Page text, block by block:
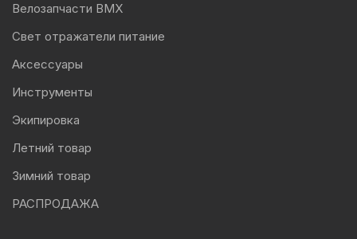
Велозапчасти BMX
Свет отражатели питание
Аксессуары
Инструменты
Экипировка
Летний товар
Зимний товар
РАСПРОДАЖА